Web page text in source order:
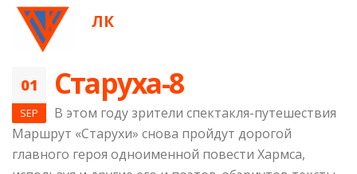
ЛК
01
SEP
Старуха-8
В этом году зрители спектакля-путешествия
Маршрут «Старухи» снова пройдут дорогой
главного героя одноименной повести Хармса,